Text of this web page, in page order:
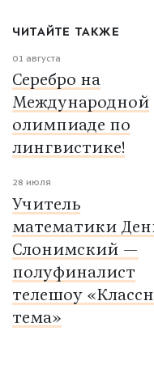
ЧИТАЙТЕ ТАКЖЕ
01 августа
Серебро на
Международной
олимпиаде по
лингвистике!
28 июля
Учитель
математики
Слонимский —
полуфиналист
телешоу
тема»